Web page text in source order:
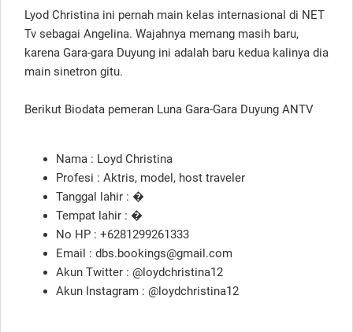
Lyod Christina ini pernah main kelas internasional di NET
Tv sebagai Angelina. Wajahnya memang masih baru,
karena Gara-gara Duyung ini adalah baru kedua kalinya dia
main sinetron gitu.
Berikut Biodata pemeran Luna Gara-Gara Duyung ANTV
Nama : Loyd Christina
Profesi : Aktris, model, host traveler
Tanggal lahir : �
Tempat lahir : �
No HP : +6281299261333
Email : dbs.bookings@gmail.com
Akun Twitter : @loydchristina12
Akun Instagram : @loydchristina12